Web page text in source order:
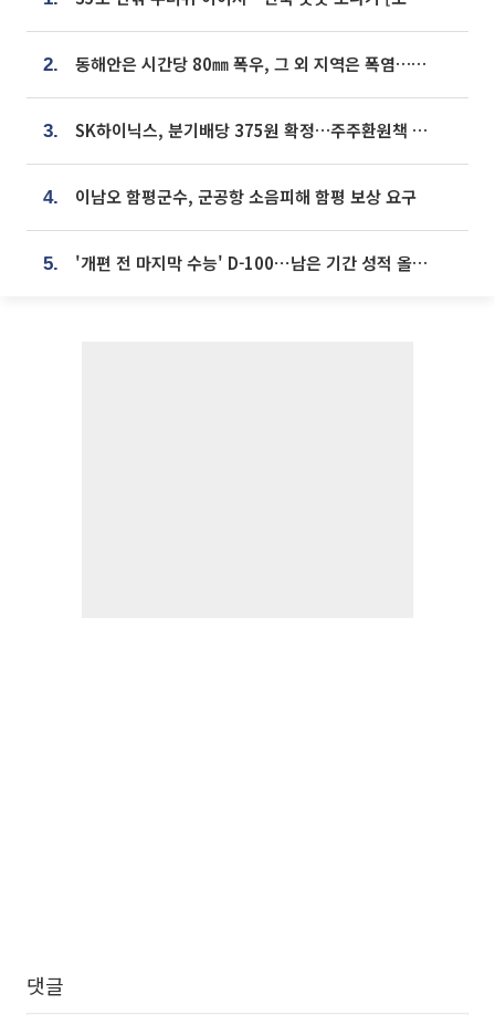
2. 동해안은 시간당 80㎜ 폭우, 그 외 지역은 폭염…‘극과 극 날씨’
3. SK하이닉스, 분기배당 375원 확정…주주환원책 9월로 앞당겨 발표
4. 이남오 함평군수, 군공항 소음피해 함평 보상 요구
5. '개편 전 마지막 수능' D-100⋯남은 기간 성적 올릴 전략은
댓글